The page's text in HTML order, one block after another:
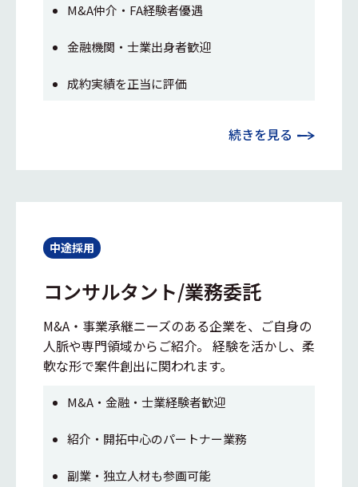
M&A仲介・FA経験者優遇
金融機関・士業出身者歓迎
成約実績を正当に評価
続きを見る
中途採用
コンサルタント/業務委託
M&A・事業承継ニーズのある企業を、ご自身の
人脈や専門領域からご紹介。 経験を活かし、柔
軟な形で案件創出に関われます。
M&A・金融・士業経験者歓迎
紹介・開拓中心のパートナー業務
副業・独立人材も参画可能